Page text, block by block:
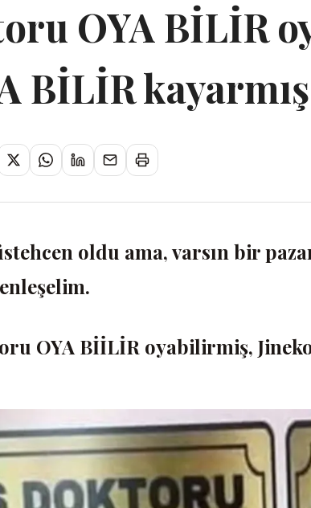
OYA BİLİR
BİLİR
oldu ama, varsın bir
OYA BİİLİR oyabilirmiş,